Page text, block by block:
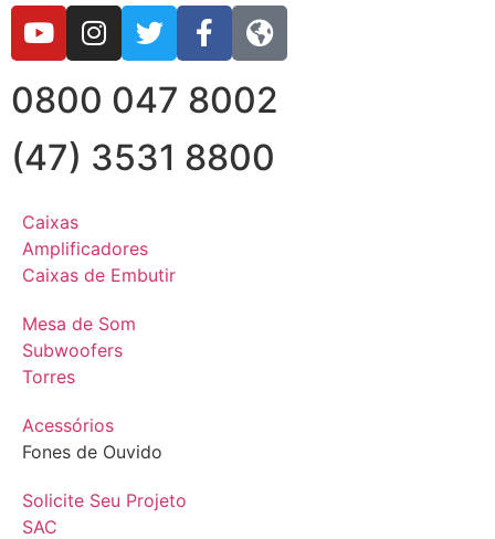
0800 047 8002
(47) 3531 8800
Caixas
Amplificadores
Caixas de Embutir
Mesa de Som
Subwoofers
Torres
Acessórios
Fones de Ouvido
Solicite Seu Projeto
SAC